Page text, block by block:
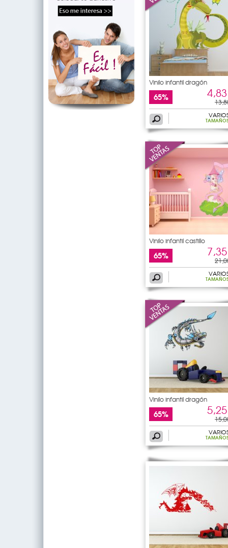
Vinilo infantil dragón
65%
Vinilo infantil castillo
65%
Vinilo infantil dragón
65%